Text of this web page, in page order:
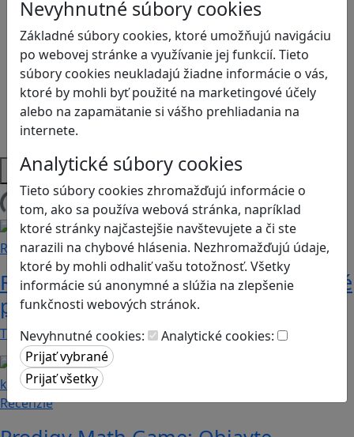
Nevyhnutné súbory cookies
Základné súbory cookies, ktoré umožňujú navigáciu
po webovej stránke a využívanie jej funkcií. Tieto
súbory cookies neukladajú žiadne informácie o vás,
ktoré by mohli byť použité na marketingové účely
alebo na zapamätanie si vášho prehliadania na
internete.
Analytické súbory cookies
Tieto súbory cookies zhromažďujú informácie o
tom, ako sa používa webová stránka, napríklad
ktoré stránky najčastejšie navštevujete a či ste
narazili na chybové hlásenia. Nezhromažďujú údaje,
ktoré by mohli odhaliť vašu totožnosť. Všetky
informácie sú anonymné a slúžia na zlepšenie
funkčnosti webových stránok.
Nevyhnutné cookies:
Analytické cookies:
Logické myslenie
Ľudské práva a tolerancia
Motorika a koncentrácia
Programovanie/Technika
Sociálne zručnosti a kooperácia
Strategické myslenie
Zdravie a pohyb
Platformy
Načítam blogy
Recenzie
Rébusy sú hlavolamy do vrecka, ktoré
potrápia aj logiku
Tieto kartičky poskytnú skvelú zábavu pre celú…
Recenzie